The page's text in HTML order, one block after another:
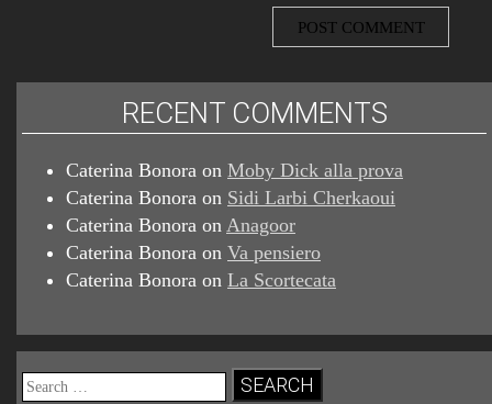
RECENT COMMENTS
Caterina Bonora on Moby Dick alla prova
Caterina Bonora on Sidi Larbi Cherkaoui
Caterina Bonora on Anagoor
Caterina Bonora on Va pensiero
Caterina Bonora on La Scortecata
Search